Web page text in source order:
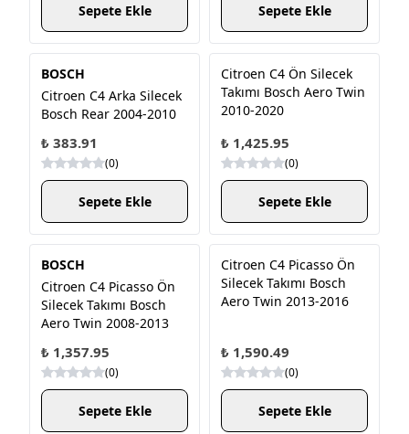
Sepete Ekle Sepete Ekle
BOSCH
Citroen C4 Arka Silecek
Bosch Rear 2004-2010
₺ 383.91
(0)
Sepete Ekle
Citroen C4 Ön Silecek
Takımı Bosch Aero Twin
2010-2020
₺ 1,425.95
(0)
Sepete Ekle
BOSCH
Citroen C4 Picasso Ön
Silecek Takımı Bosch
Aero Twin 2008-2013
₺ 1,357.95
(0)
Sepete Ekle
Citroen C4 Picasso Ön
Silecek Takımı Bosch
Aero Twin 2013-2016
₺ 1,590.49
(0)
Sepete Ekle